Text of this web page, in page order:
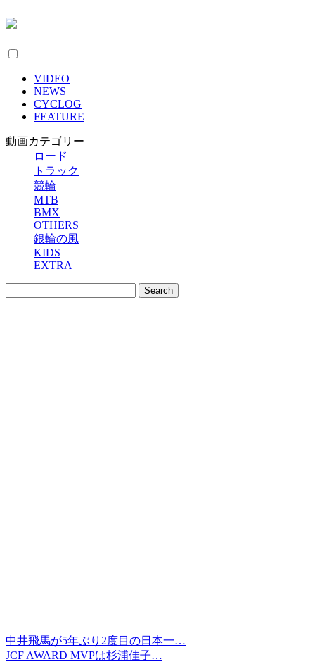
VIDEO
NEWS
CYCLOG
FEATURE
動画カテゴリー
ロード
トラック
競輪
MTB
BMX
OTHERS
銀輪の風
KIDS
EXTRA
中井飛馬が5年ぶり2度目の日本一…
JCF AWARD MVPは杉浦佳子…